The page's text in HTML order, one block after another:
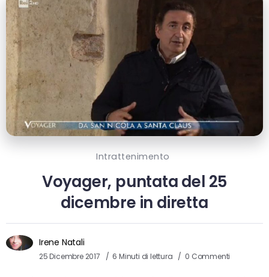
Intrattenimento
Voyager, puntata del 25
dicembre in diretta
Irene Natali
25 Dicembre 2017 6 Minuti di lettura 0 Commenti